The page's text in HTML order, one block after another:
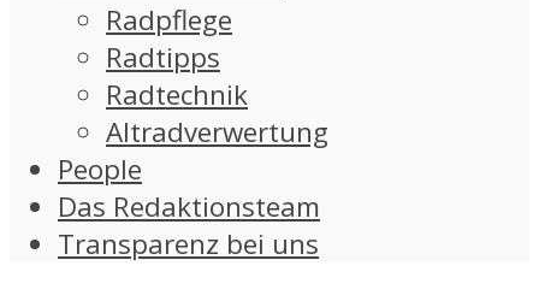
Radpflege
Radtipps
Radtechnik
Altradverwertung
People
Das Redaktionsteam
Transparenz bei uns